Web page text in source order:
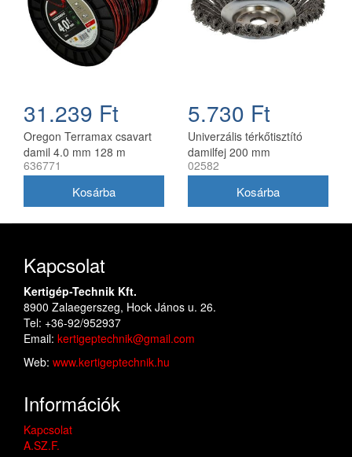
31.239 Ft
Oregon Terramax csavart
damil 4.0 mm 128 m
636771
5.730 Ft
Univerzális térkőtisztító
damilfej 200 mm
utángyártott, 25 mm belső
02582
Kapcsolat
Kertigép-Technik Kft.
8900 Zalaegerszeg, Hock János u. 26.
Tel: +36-92/952937
Email: kertigeptechnik@gmail.com
Web: www.kertigeptechnik.hu
Információk
Kapcsolat
A.SZ.F.